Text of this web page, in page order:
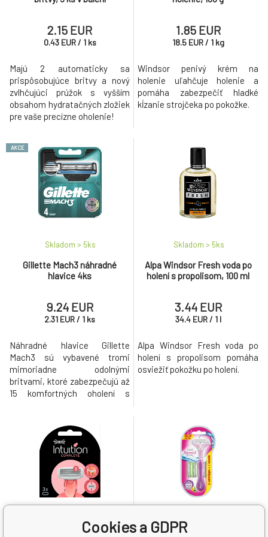
Nivea Men Sensitive Cool gél na holenie, 200
2.15 EUR
0.43 EUR / 1 ks
Majú 2 automaticky sa
prispôsobujúce britvy a nový
zvlhčujúci prúžok s vyšším
obsahom hydratačných zložiek
pre vaše precízne oholenie!
1.85 EUR
18.5 EUR / 1 kg
Windsor penivý krém na
holenie uľahčuje holenie a
pomáha zabezpečiť hladké
kĺzanie strojčeka po pokožke.
AKCE
Gillette Mach3 náhradné
hlavice 4ks
Skladom > 5ks
9.24 EUR
2.31 EUR/ 1 ks
Náhradné hlavice Gillette
Mach3 sú vybavené tromi
mimoriadne odolnými
britvami, ktoré zabezpečujú až
15 komfortných oholení s
rukoväťami série Mach3.
Balenie obsahuje 4 kusy
náhradných hlavíc.
Alpa Windsor Fresh voda po
holení s propolisom, 100 ml
Skladom > 5ks
3.44 EUR
34.4 EUR / 1 l
Alpa Windsor Fresh voda po
holení s propolisom pomáha
osviežiť pokožku po holení.
Skladom > 5ks Skladom > 5
Cookies a GDPR